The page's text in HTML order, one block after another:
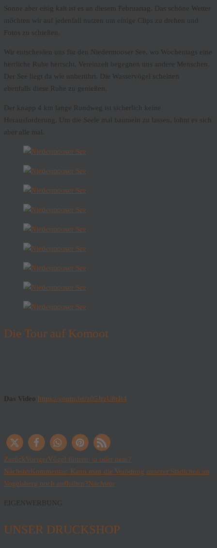
Sonne aber eisig kalt ist es an diesem Februartag. Das schöne Wetter
möchten wir auf jedenfall nutzen um einige Clips zu drehen und
Fotos zu schießen.
Wir entscheiden uns für den Niedermooser See, wo Wochentags eine
herrliche Ruhe herrscht. Vereinzelt begegnen uns andere Menschen.
Der See liegt da wie unberührt. Die Wasservögel scheinen
ebenfalls diese Ruhe zu genießen.
Der knapp 4 km lange Rundweg ist sicherlich keine
Herausforderung. Um die Seele mal baumeln zu lassen, lohnt es sich
aber alle mal.
Die Tour auf Komoot
Das Video https://youtu.be/z05JrzU8rR4
ZurückVorigerVögel füttern: ja oder nein?
NächsterKommentar: Kann man die Verödung unserer Städtchen im
Vogelsberg noch aufhalten?Nächster
EIGENWERBUNG
UNSER DRUCKSHOP